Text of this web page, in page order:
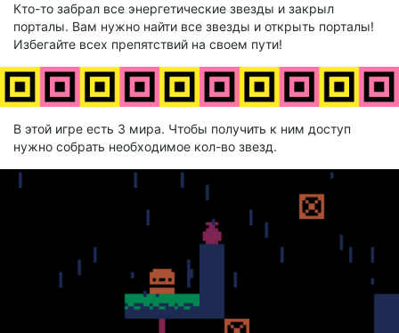
Кто-то забрал все энергетические звезды и закрыл
порталы. Вам нужно найти все звезды и открыть порталы!
Избегайте всех препятствий на своем пути!
В этой игре есть 3 мира. Чтобы получить к ним доступ
нужно собрать необходимое кол-во звезд.